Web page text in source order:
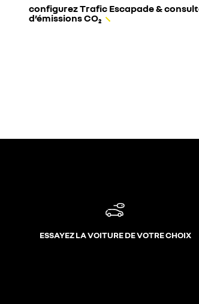
configurez Trafic Escapade &
d’émissions CO₂
ESSAYEZ LA VOITURE DE VOTRE CHOIX